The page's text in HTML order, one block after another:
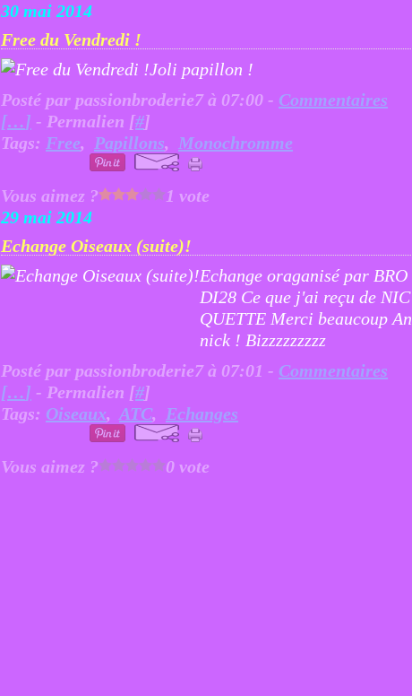
30 mai 2014
Free du Vendredi !
Joli papillon !
Posté par passionbroderie7 à 07:00 - Commentaires
[…] - Permalien [#]
Tags: Free, Papillons, Monochromme
Vous aimez ?
1 vote
29 mai 2014
Echange Oiseaux (suite)!
Echange oraganisé par BRO
DI28 Ce que j'ai reçu de NIC
QUETTE Merci beaucoup An
nick ! Bizzzzzzzzz
Posté par passionbroderie7 à 07:01 - Commentaires
[…] - Permalien [#]
Tags: Oiseaux, ATC, Echanges
Vous aimez ? 0 vote